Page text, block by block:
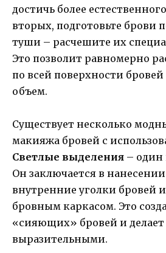
достичь более
вторых, подготовьте брови
туши – расчешите их
Это позволит равномерно
по всей поверхности
объем.
Существует несколько
макияжа бровей с
Светлые выделения – один
Он заключается в
внутренние уголки бровей
бровным каркасом. Это
«сияющих» бровей и делает
выразительными.